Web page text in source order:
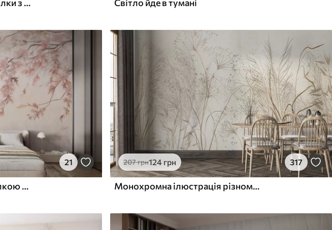
Ніжні синьо-білі квіткові гілки з м'яким, розмитим аквареллю фоном Світло йде в тумані
21
Текстурований пейзаж з гілкою сакури, рожевим листям, м'яким, туманним фоном
207грн124 грн 317
Монохромна ілюстрація різноманітних бежевих рослин і колосків з тонкими, хвилястими лініями і текстурами